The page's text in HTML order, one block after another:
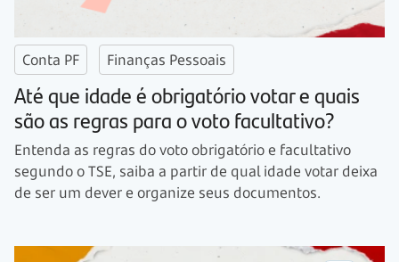
Conta PF Finanças Pessoais
Até que idade é obrigatório votar e quais
são as regras para o voto facultativo?
Entenda as regras do voto obrigatório e facultativo
segundo o TSE, saiba a partir de qual idade votar deixa
de ser um dever e organize seus documentos.